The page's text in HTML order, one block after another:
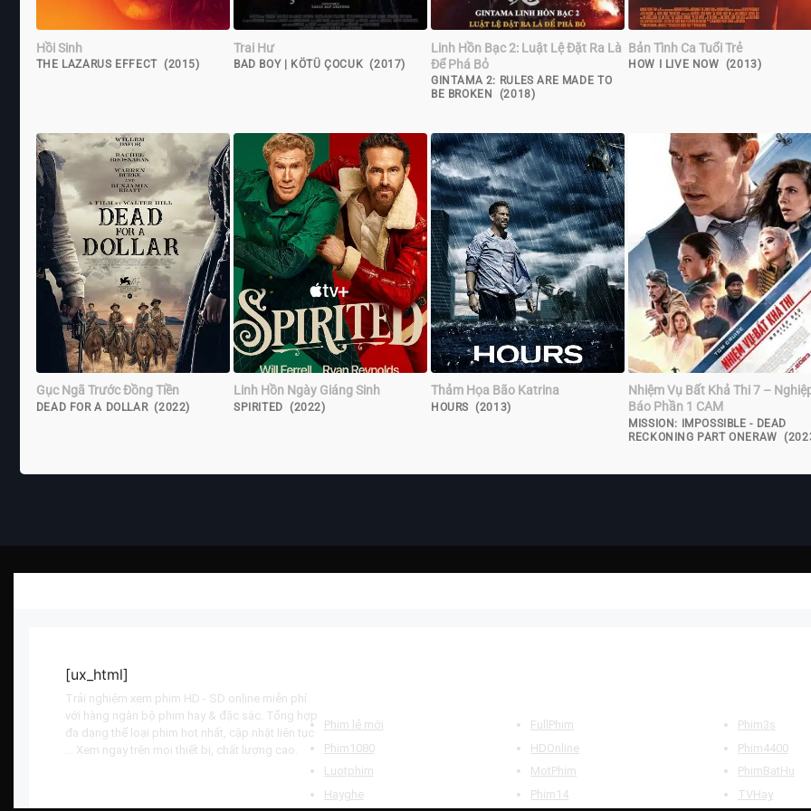
Hồi Sinh
THE LAZARUS EFFECT (2015)
Trai Hư
BAD BOY | KÖTÜ ÇOCUK (2017)
Linh Hồn Bạc 2: Luật Lệ Đặt Ra Là
Để Phá Bỏ
GINTAMA 2: RULES ARE MADE TO
BE BROKEN (2018)
Bản Tình Ca Tuổi Trẻ
HOW I LIVE NOW (2013)
Gục Ngã Trước Đồng Tiền
DEAD FOR A DOLLAR (2022)
Linh Hồn Ngày Giáng Sinh
SPIRITED (2022)
Thảm Họa Bão Katrina
HOURS (2013)
Nhiệm Vụ Bất Khả Thi 7 –
Báo Phần 1 CAM
MISSION: IMPOSSIBLE - DEAD
RECKONING PART ONERAW